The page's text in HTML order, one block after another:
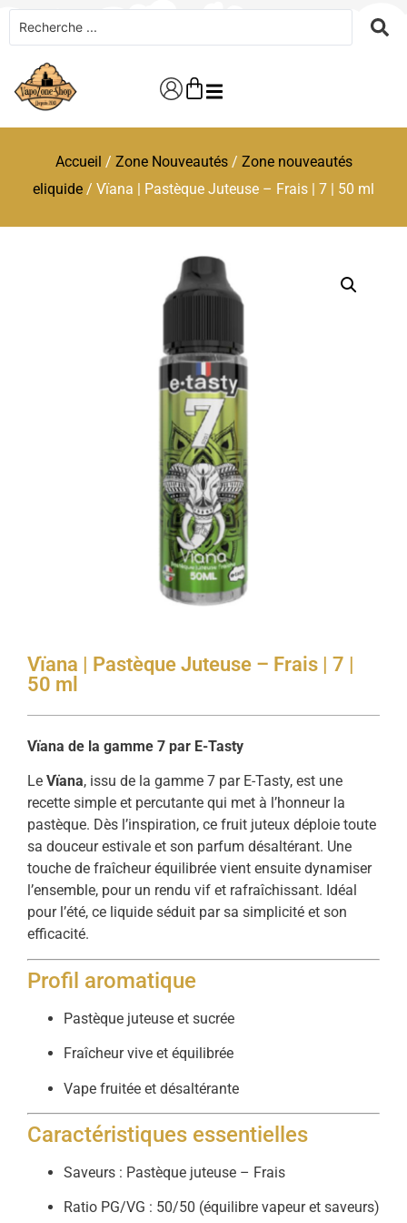
Accueil / Zone Nouveautés/ Zone nouveautés
eliquide / Vïana | Pastèque Juteuse – Frais | 7 | 50 ml
Vïana | Pastèque Juteuse – Frais | 7 |
50 ml
Vïana de la gamme 7 par E-Tasty
Le Vïana, issu de la gamme 7 par E-Tasty, est une
recette simple et percutante qui met à l’honneur la
pastèque. Dès l’inspiration, ce fruit juteux déploie toute
sa douceur estivale et son parfum désaltérant. Une
touche de fraîcheur équilibrée vient ensuite dynamiser
l’ensemble, pour un rendu vif et rafraîchissant. Idéal
pour l’été, ce liquide séduit par sa simplicité et son
efficacité.
Profil aromatique
Pastèque juteuse et sucrée
Fraîcheur vive et équilibrée
Vape fruitée et désaltérante
Caractéristiques essentielles
Saveurs : Pastèque juteuse – Frais
Ratio PG/VG : 50/50 (équilibre vapeur et saveurs)